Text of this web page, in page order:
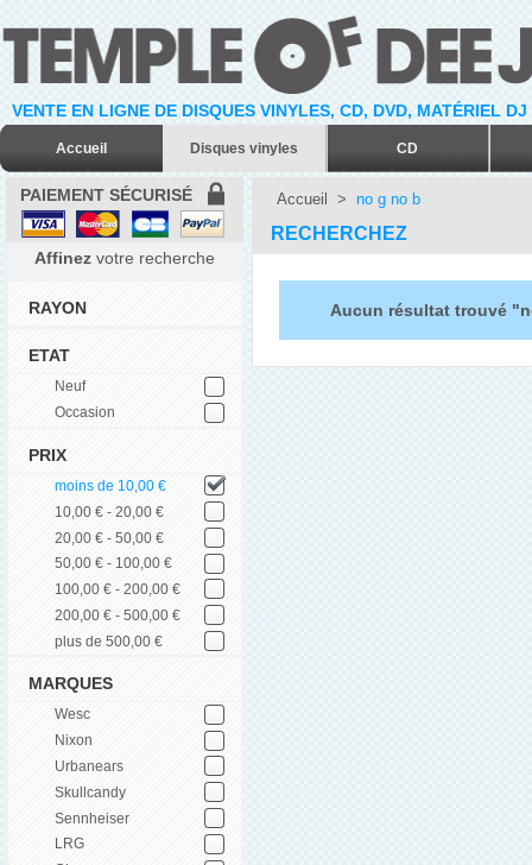
VENTE EN LIGNE DE DISQUES VINYLES, CD, DVD, MATÉRIEL
Accueil Disques vinyles CD
PAIEMENT SÉCURISÉ
Affinez votre recherche
RAYON
ETAT
Neuf
Occasion
PRIX
moins de 10,00 €
10,00 € - 20,00 €
20,00 € - 50,00 €
50,00 € - 100,00 €
100,00 € - 200,00 €
200,00 € - 500,00 €
plus de 500,00 €
MARQUES
Wesc
Nixon
Urbanears
Skullcandy
Sennheiser
LRG
Accueil > no g no b
RECHERCHEZ
Aucun résultat trouvé